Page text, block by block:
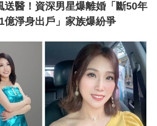
送醫！資深男星爆離婚「斷50年
淨身出戶」家族爆紛爭